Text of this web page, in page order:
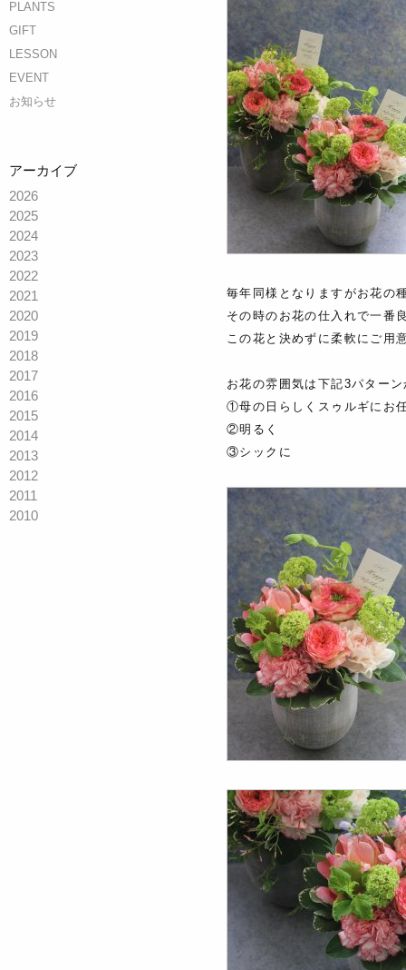
PLANTS
GIFT
LESSON
EVENT
お知らせ
アーカイブ
2026
2025
2024
2023
2022
2021
2020
2019
2018
2017
2016
2015
2014
2013
2012
2011
2010
毎年同様となりますがお花の
その時のお花の仕入れで一番
この花と決めずに柔軟にご用
お花の雰囲気は下記3パター
①母の日らしくスゥルギにお
②明るく
③シックに